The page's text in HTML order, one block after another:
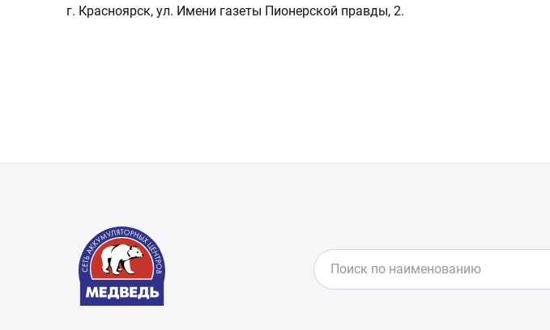
г. Красноярск, ул. Имени газеты Пионерской правды, 2.